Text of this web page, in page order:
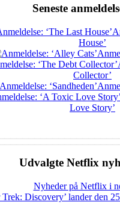
Seneste
House’
Collector’
Love Story’
Udvalgte Netflix
Nyheder på Netflix i
Trek: Discovery’ lander den